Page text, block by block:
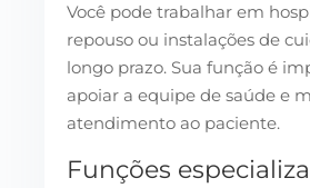
Você pode trabalhar em
repouso ou instalações de
longo prazo. Sua função é
apoiar a equipe de saúde e
atendimento ao paciente.
Funções